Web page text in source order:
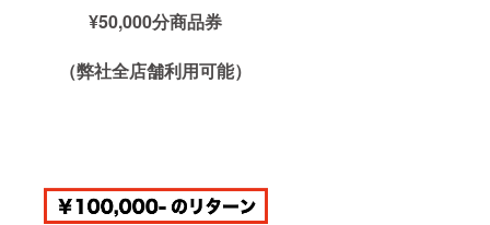
¥50,000分商品券
（弊社全店舗利用可能）